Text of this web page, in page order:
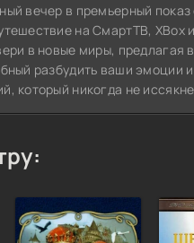
вечер в премьерный
на СмартТВ, XBox
в новые миры, предлагая
разбудить ваши эмоции
который никогда не